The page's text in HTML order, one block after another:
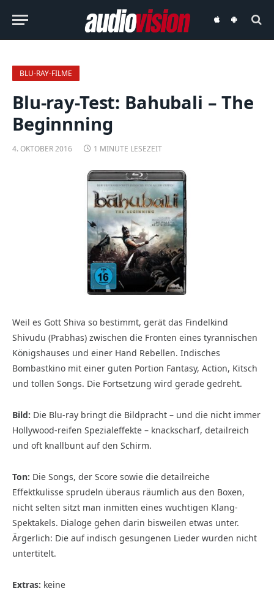
audiovisionaudiovision
BLU-RAY-FILME
Blu-ray-Test: Bahubali – The
Beginnning
4. OKTOBER 2016 1 MINUTE LESEZEIT
Weil es Gott Shiva so bestimmt, gerät das Findelkind
Shivudu (Prabhas) zwischen die Fronten eines tyrannischen
Königshauses und einer Hand Rebellen. Indisches
Bombastkino mit einer guten Portion Fantasy, Action, Kitsch
und tollen Songs. Die Fortsetzung wird gerade gedreht.
Bild: Die Blu-ray bringt die Bildpracht – und die nicht immer
Hollywood-reifen Spezialeffekte – knackscharf, detailreich
und oft knallbunt auf den Schirm.
Ton: Die Songs, der Score sowie die detailreiche
Effektkulisse sprudeln überaus räumlich aus den Boxen,
nicht selten sitzt man inmitten eines wuchtigen Klang-
Spektakels. Dialoge gehen darin bisweilen etwas unter.
Ärgerlich: Die auf indisch gesungenen Lieder wurden nicht
untertitelt.
Extras: keine